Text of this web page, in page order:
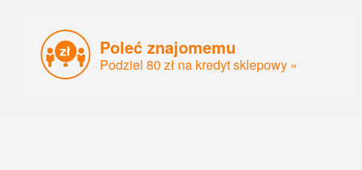
Poleć znajomemu
Podziel 80 zł na kredyt sklepowy »